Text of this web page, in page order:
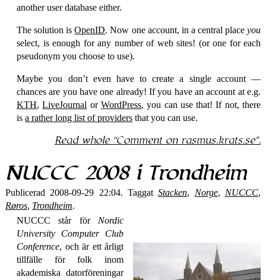
another user database either.
The solution isOpenID. Now one account, in a central placeyou
select, is enough for any number of web sites! (or one for each
pseudonym you choose to use).
Maybe you don’t even have to create a single account —
chances are you have one already! If you have an account at e.g.
KTH,LiveJournal orWordPress, you can use that! If not, there
isa rather long list of providers that you can use.
Read whole Comment on rasmus.krats.se .
NUCCC 2008 i Trondheim
Publicerad 2008-09-29 22:04. TaggatStacken, Norge, NUCCC,
Røros, Trondheim.
NUCCC står för Nordic
University Computer Club
Conference, och är ett årligt
tillfälle för folk inom
akademiska datorföreningar